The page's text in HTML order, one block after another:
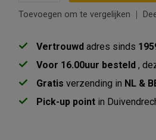
Toevoegen om te vergelijken
Vertrouwd adres sinds
Voor 16.00uur besteld,
Gratis verzending in NL &
Pick-up point in